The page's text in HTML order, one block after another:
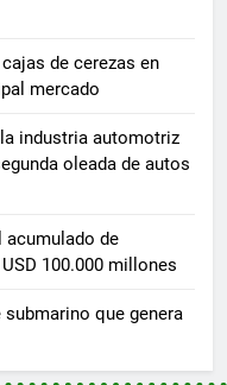
de cerezas en
mercado
industria automotriz
oleada de autos
acumulado de
100.000 millones
que genera